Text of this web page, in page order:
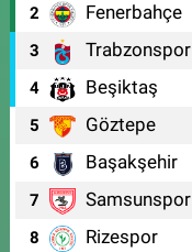
2 Fenerbahçe
3 Trabzonspor
4 Beşiktaş
5 Göztepe
6 Başakşehir
7 Samsunspor
8 Rizespor